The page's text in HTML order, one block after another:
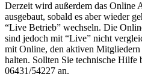
Derzeit wird außerdem das Online
ausgebaut, sobald es aber wieder
“Live Betrieb” wechseln. Die
sind jedoch mit “Live” nicht
mit Online, den aktiven
halten. Sollten Sie technische Hilfe
06431/54227 an.